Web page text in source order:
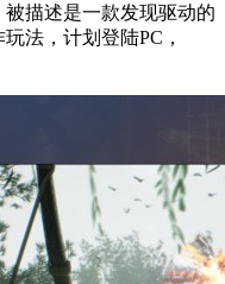
描述是一款发现驱动的
法，计划登陆PC，